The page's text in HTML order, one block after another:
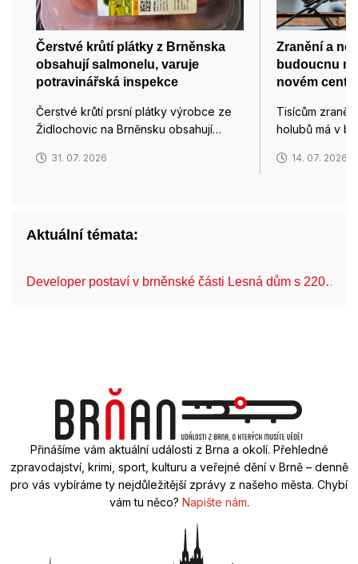
Čerstvé krůtí plátky z Brněnska
obsahují salmonelu, varuje
potravinářská inspekce
Čerstvé krůtí prsní plátky výrobce ze
Židlochovic na Brněnsku obsahují…
31. 07. 2026
Zranění a
budoucnu
novém
Tisícům
holubů má v
14. 07. 2026
Aktuální témata:
Developer postaví v brněnské části Lesná dům s 220…
Přinášíme vám aktuální události z Brna a okolí. Přehledné
zpravodajství, krimi, sport, kulturu a veřejné dění v Brně – denně
pro vás vybíráme ty nejdůležitější zprávy z našeho města. Chybí
vám tu něco? Napište nám.